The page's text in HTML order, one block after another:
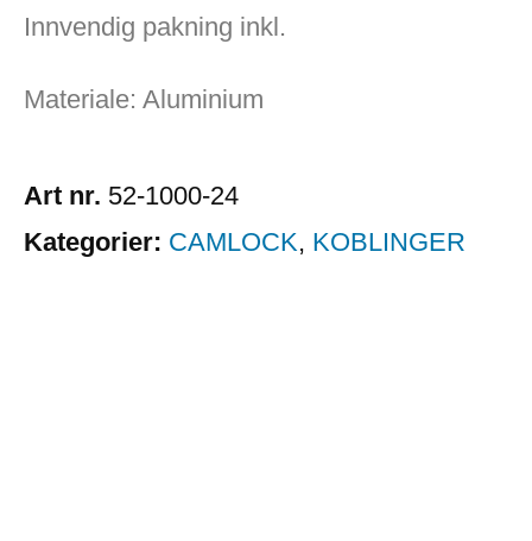
Innvendig pakning inkl.
Materiale: Aluminium
Art nr. 52-1000-24
Kategorier: CAMLOCK, KOBLINGER